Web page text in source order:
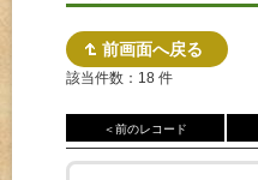
前画面へ戻る
該当件数：18 件
＜前のレコード